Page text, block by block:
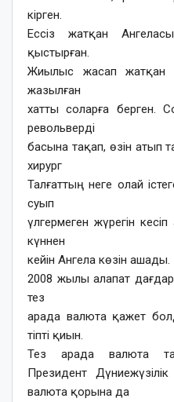
кірген.
Ессіз жатқан
қыстырған.
Жиылыс жасап жатқан
жазылған
хатты соларға берген.
револьверді
басына тақап, өзін атып
хирург
Талғаттың неге олай
суып
үлгермеген жүрегін
күннен
кейін Ангела көзін ашады.
2008 жылы алапат
тез
арада валюта қажет
тіпті қиын.
Тез арада валюта
Президент
валюта қорына да